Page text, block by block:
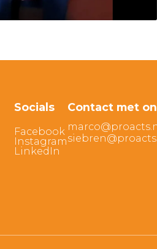
Socials
Facebook
Instagram
LinkedIn
Contact met